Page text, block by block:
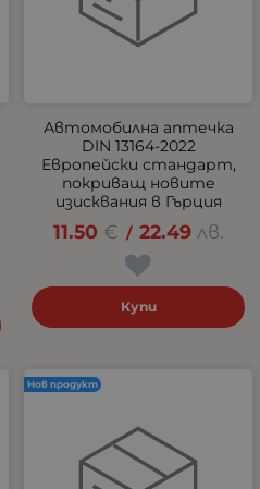
Автомобилна аптечка
DIN 13164-2022
Европейски стандарт,
покриващ новите
изисквания в Гърция
11.50 € / 22.49 лв.
Купи
Нов продукт